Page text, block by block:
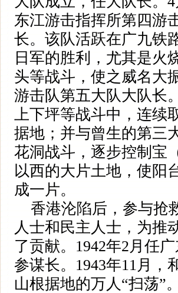
东江游击指挥所第四游
长。该队活跃在广九铁
日军的胜利，尤其是火
头等战斗，使之威名大
游击队第五大队大队长
上下坪等战斗中，连续
据地；并与曾生的第三
花洞战斗，逐步控制宝
以西的大片土地，使阳
成一片。
香港沦陷后，参与抢
人士和民主人士，为推
了贡献。1942年2月任
参谋长。1943年11月，
山根据地的万人“扫荡”